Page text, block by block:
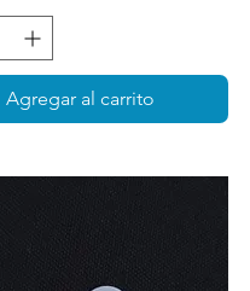
Agregar al carrito